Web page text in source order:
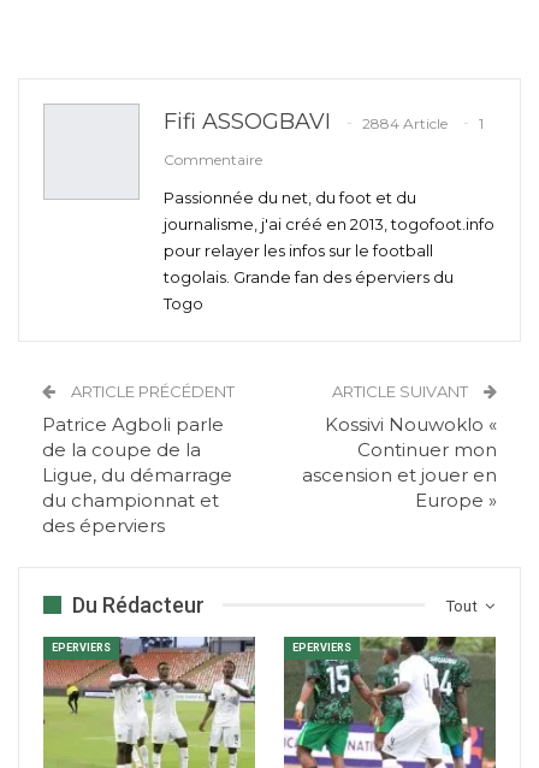
Fifi ASSOGBAVI 2884 Article
1
Commentaire
Passionnée du net, du foot et du
journalisme, j'ai créé en 2013, togofoot.info
pour relayer les infos sur le football
togolais. Grande fan des éperviers du
Togo
ARTICLE PRÉCÉDENT
Patrice Agboli parle
de la coupe de la
Ligue, du démarrage
du championnat et
des éperviers
ARTICLE SUIVANT
Kossivi Nouwoklo «
Continuer mon
ascension et jouer en
Europe »
Tout
Du Rédacteur
EPERVIERS EPERVIERS